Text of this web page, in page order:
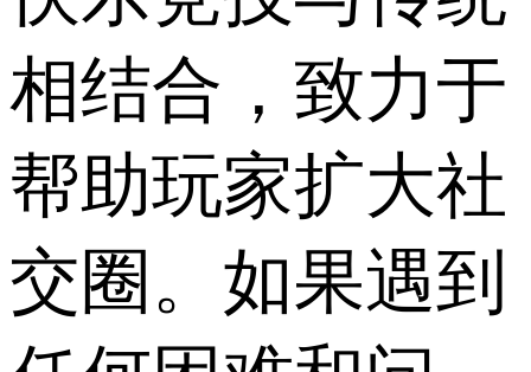
相结合，致力于
帮助玩家扩大社
交圈。如果遇到